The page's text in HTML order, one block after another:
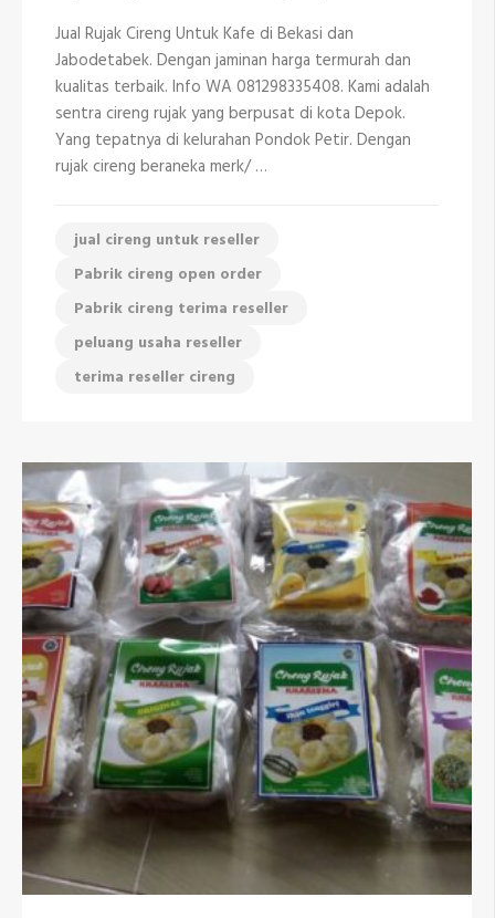
Cireng
Untuk
Kafe
di
Bekasi
Jual Rujak Cireng Untuk Kafe di Bekasi dan
Jabodetabek. Dengan jaminan harga termurah dan
kualitas terbaik. Info WA 081298335408. Kami adalah
sentra cireng rujak yang berpusat di kota Depok.
Yang tepatnya di kelurahan Pondok Petir. Dengan
rujak cireng beraneka merk/ …
jual cireng untuk reseller
Pabrik cireng open order
Pabrik cireng terima reseller
peluang usaha reseller
terima reseller cireng